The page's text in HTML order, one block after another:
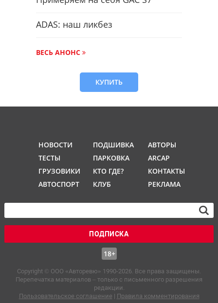
ADAS: наш ликбез
ВЕСЬ АНОНС
КУПИТЬ
НОВОСТИ
ТЕСТЫ
ГРУЗОВИКИ
АВТОСПОРТ
ПОДШИВКА
ПАРКОВКА
КТО ГДЕ?
КЛУБ
АВТОРЫ
ARCAP
КОНТАКТЫ
РЕКЛАМА
ПОДПИСКА
18+
Copyright © OOO «Авторевю» 1990-2026. Все права защищены.
Перепечатка материалов – только с письменного разрешения
редакции.
Пользовательское соглашение | Правила комментирования